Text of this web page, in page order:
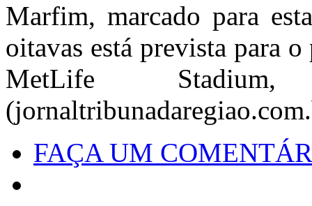
Marfim, marcado para
oitavas está prevista para
MetLife
FAÇA UM